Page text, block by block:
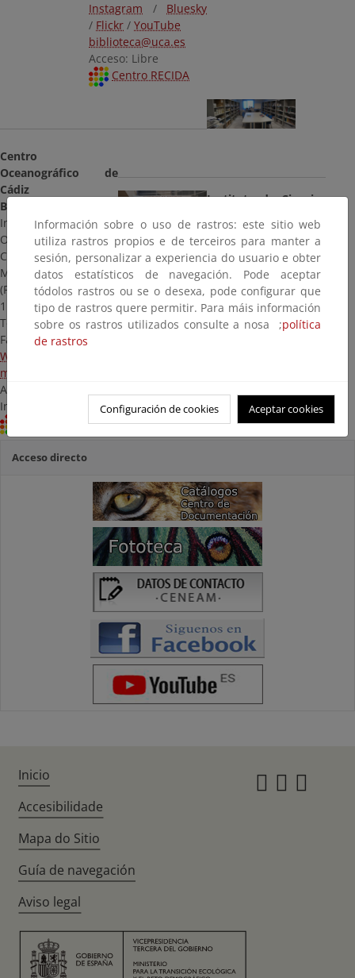
Instagram / Bluesky
/ Flickr / YouTube
biblioteca@uca.es
Acceso: Libre
Centro RECIDA
Centro
Oceanográfico de
Cádiz
Biblioteca
Instituto Español de
Oceanografía (IEO) -
CSIC
Muelle de Levante
(Puerto Pesquero)
11006 Cádiz
Telf.: 956 294 189
Fax: 956 294 232
Web
mar.soriano@ieo.csic.es
Acceso:
Investigadores
Centro RECIDA
Instituto de Ciencias
Biblioteca
Consejo Superior de
Investigaciones
Científicas (CSIC)
República Saharaui, 2
11519 Puerto Real /
Cádiz
Acceso: Libre
Centro RECIDA
Acceso directo
Información sobre o uso de rastros: este sitio web
utiliza rastros propios e de terceiros para manter a
sesión, personalizar a experiencia do usuario e obter
datos estatísticos de navegación. Pode aceptar
tódolos rastros ou se o desexa, pode configurar que
tipo de rastros quere permitir. Para máis información
sobre os rastros utilizados consulte a nosa ;política
de rastros
Configuración de cookies Aceptar cookies
Inicio
Accesibilidade
Mapa do Sitio
Guía de navegación
Aviso legal